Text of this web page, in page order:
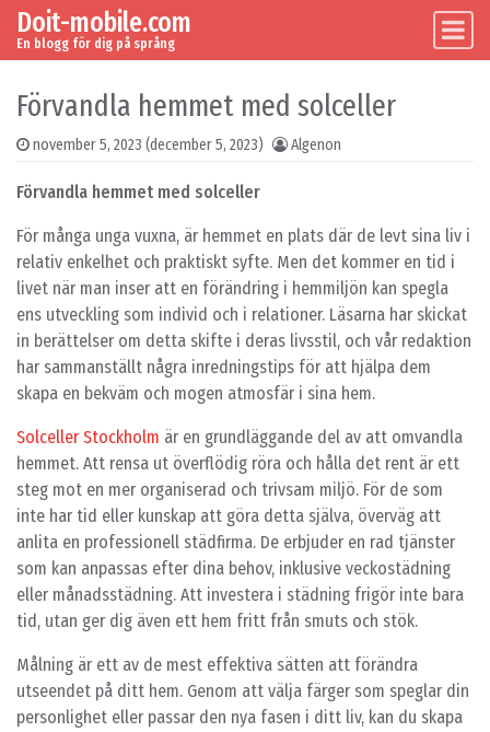
Skip to content
Main Navigation
Doit-mobile.com
En blogg för dig på språng
Förvandla hemmet med solceller
november 5, 2023 (december 5, 2023) Algenon
Förvandla hemmet med solceller
För många unga vuxna, är hemmet en plats där de levt sina liv i
relativ enkelhet och praktiskt syfte. Men det kommer en tid i
livet när man inser att en förändring i hemmiljön kan spegla
ens utveckling som individ och i relationer. Läsarna har skickat
in berättelser om detta skifte i deras livsstil, och vår redaktion
har sammanställt några inredningstips för att hjälpa dem
skapa en bekväm och mogen atmosfär i sina hem.
Solceller Stockholm är en grundläggande del av att omvandla
hemmet. Att rensa ut överflödig röra och hålla det rent är ett
steg mot en mer organiserad och trivsam miljö. För de som
inte har tid eller kunskap att göra detta själva, överväg att
anlita en professionell städfirma. De erbjuder en rad tjänster
som kan anpassas efter dina behov, inklusive veckostädning
eller månadsstädning. Att investera i städning frigör inte bara
tid, utan ger dig även ett hem fritt från smuts och stök.
Målning är ett av de mest effektiva sätten att förändra
utseendet på ditt hem. Genom att välja färger som speglar din
personlighet eller passar den nya fasen i ditt liv, kan du skapa